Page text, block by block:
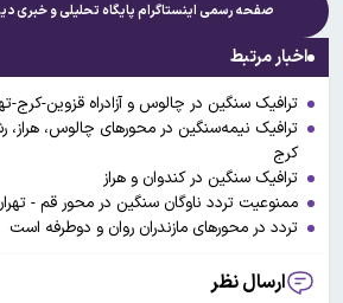
صفحه رسمی اینستاگرام پایگاه تحلیلی و خبری
اخبار مرتبط
ترافیک سنگین در چالوس و آزادراه قزوین-کرج-
ترافیک نیمه‌سنگین در محورهای چالوس، هراز،
کرج
ترافیک سنگین در کندوان و هراز
ممنوعیت تردد ناوگان سنگین در محور قم -
تردد در محورهای مازندران روان و دوطرفه است
ارسال نظر